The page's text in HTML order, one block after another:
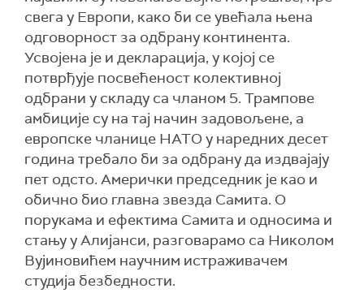
свега у Европи, како би се увећала њена
одговорност за одбрану континента.
Усвојена је и декларација, у којој се
потврђује посвећеност колективној
одбрани у складу са чланом 5. Трампове
амбиције су на тај начин задовољене, а
европске чланице НАТО у наредних десет
година требало би за одбрану да издвајају
пет одсто. Амерички председник је као и
обично био главна звезда Самита. О
порукама и ефектима Самита и односима и
стању у Алијанси, разговарамо са Николом
Вујиновићем научним истраживачем
студија безбедности.